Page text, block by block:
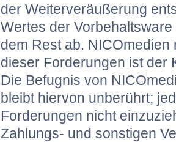
der Weiterveräußerung
Wertes der
dem Rest ab.
dieser Forderungen ist der
Die Befugnis von
bleibt hiervon unberührt;
Forderungen nicht
Zahlungs- und sonstigen